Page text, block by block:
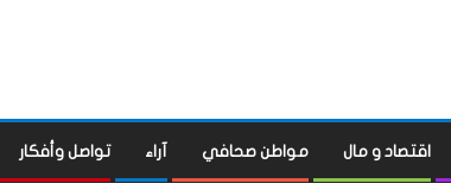
اقتصاد و مال مواطن صحافي آراء تواصل وأفكار